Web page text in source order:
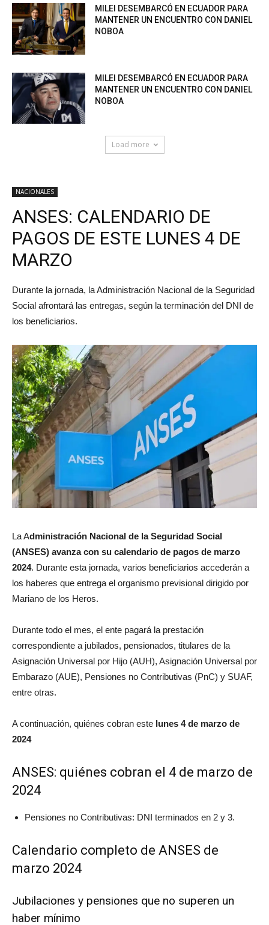
MILEI DESEMBARCÓ EN ECUADOR PARA
MANTENER UN ENCUENTRO CON DANIEL
NOBOA
MILEI DESEMBARCÓ EN ECUADOR PARA
MANTENER UN ENCUENTRO CON DANIEL
NOBOA
Load more